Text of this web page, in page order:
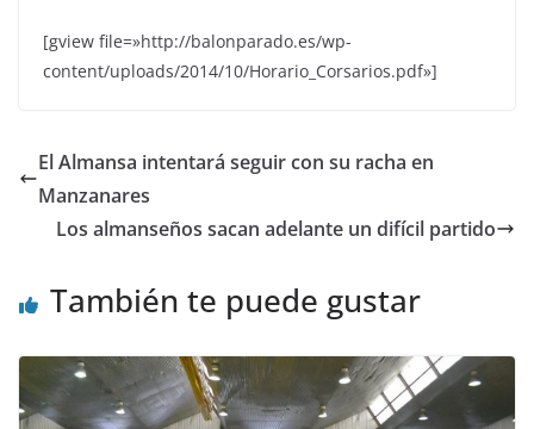
[gview file=»http://balonparado.es/wp-
content/uploads/2014/10/Horario_Corsarios.pdf»]
El Almansa intentará seguir con su racha en
Manzanares
Los almanseños sacan adelante un difícil partido
También te puede gustar